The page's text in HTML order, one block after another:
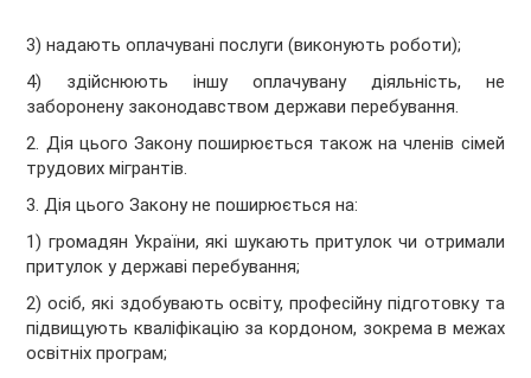
3) надають оплачувані послуги (виконують роботи);
4) здійснюють іншу оплачувану діяльність, не
заборонену законодавством держави перебування.
2. Дія цього Закону поширюється також на членів сімей
трудових мігрантів.
3. Дія цього Закону не поширюється на:
1) громадян України, які шукають притулок чи отримали
притулок у державі перебування;
2) осіб, які здобувають освіту, професійну підготовку та
підвищують кваліфікацію за кордоном, зокрема в межах
освітніх програм;